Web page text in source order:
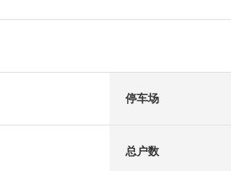
停车场
总户数